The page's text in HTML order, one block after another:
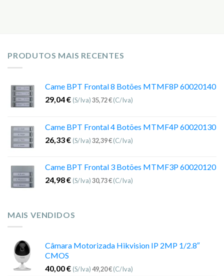
PRODUTOS MAIS RECENTES
Came BPT Frontal 8 Botões MTMF8P 60020140
29,04€ (S/Iva)35,72€(C/Iva)
Came BPT Frontal 4 Botões MTMF4P 60020130
26,33€ (S/Iva)32,39€(C/Iva)
Came BPT Frontal 3 Botões MTMF3P 60020120
24,98€ (S/Iva)30,73€(C/Iva)
MAIS VENDIDOS
Câmara Motorizada Hikvision IP 2MP 1/2.8″
CMOS
40,00€ (S/Iva)49,20€(C/Iva)